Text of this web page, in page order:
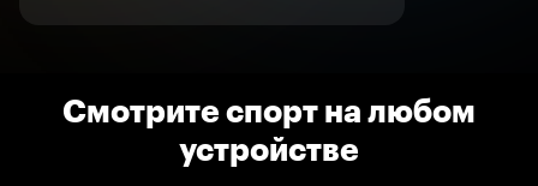
Смотрите спорт на любом
устройстве